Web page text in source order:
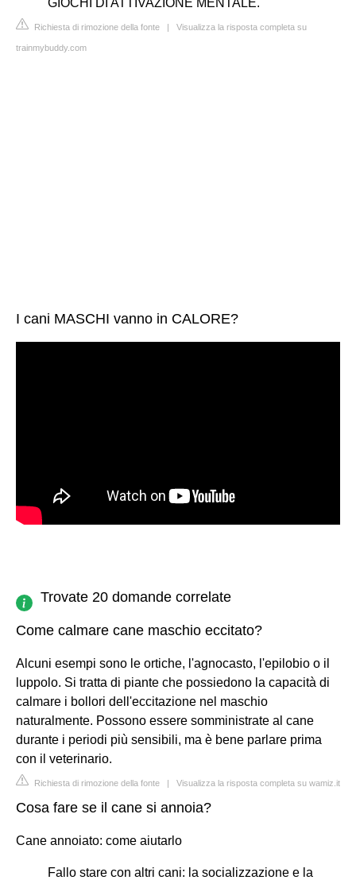
GIOCHI DI ATTIVAZIONE MENTALE.
Richiesta di rimozione della fonte | Visualizza la risposta completa su
trainmybuddy.com
I cani MASCHI vanno in CALORE?
Trovate 20 domande correlate
Come calmare cane maschio eccitato?
Alcuni esempi sono le ortiche, l'agnocasto, l'epilobio o il
luppolo. Si tratta di piante che possiedono la capacità di
calmare i bollori dell'eccitazione nel maschio
naturalmente. Possono essere somministrate al cane
durante i periodi più sensibili, ma è bene parlare prima
con il veterinario.
Richiesta di rimozione della fonte | Visualizza la risposta completa su wamiz.it
Cosa fare se il cane si annoia?
Cane annoiato: come aiutarlo
Fallo stare con altri cani: la socializzazione e la